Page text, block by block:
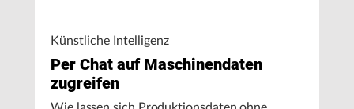
Künstliche Intelligenz
Per Chat auf Maschinendaten
zugreifen